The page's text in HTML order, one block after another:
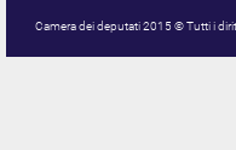
Camera dei deputati 2015 © Tutti i